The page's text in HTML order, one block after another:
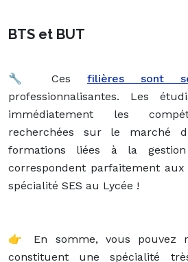
BTS et BUT
🔧 Ces filières sont
professionnalisantes. Les
immédiatement les
recherchées sur le marché
formations liées à la
correspondent parfaitement
spécialité SES au Lycée !
👉 En somme, vous pouvez
constituent une spécialité